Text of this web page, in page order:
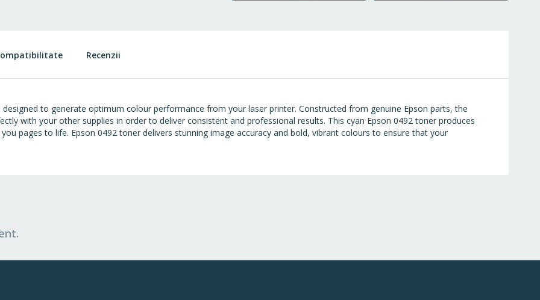
designed to generate optimum colour performance from your laser printer. Constructed from genuine Epson parts, the
with your other supplies in order to deliver consistent and professional results. This cyan Epson 0492 toner produces
pages to life. Epson 0492 toner delivers stunning image accuracy and bold, vibrant colours to ensure that your
Recenzii